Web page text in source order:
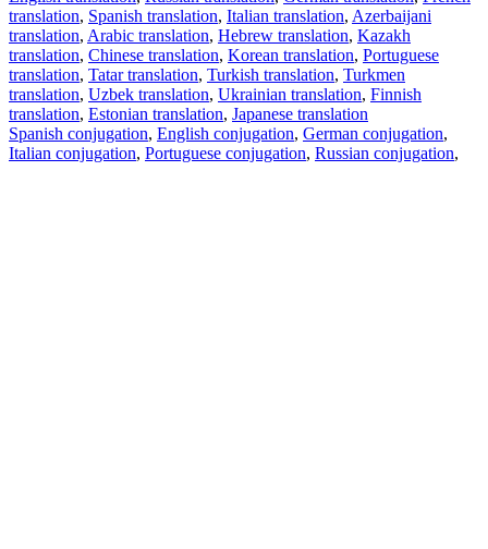
translation, Spanish translation, Italian translation, Azerbaijani
translation, Arabic translation, Hebrew translation, Kazakh
translation, Chinese translation, Korean translation, Portuguese
translation, Tatar translation, Turkish translation, Turkmen
translation, Uzbek translation, Ukrainian translation, Finnish
translation, Estonian translation, Japanese translation
Spanish conjugation, English conjugation, German conjugation,
Italian conjugation, Portuguese conjugation, Russian conjugation,